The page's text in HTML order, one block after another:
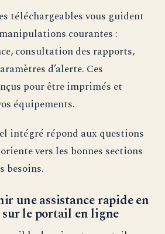
téléchargeables vous guident
courantes :
consultation des rapports,
d’alerte. Ces
pour être imprimés et
équipements.
intégré répond aux questions
vers les bonnes sections
besoins.
une assistance rapide en
sur le portail en ligne